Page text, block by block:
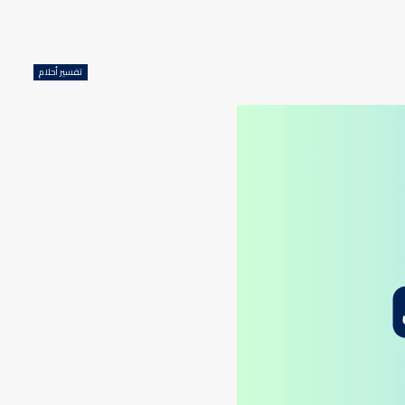
تفسير أحلام